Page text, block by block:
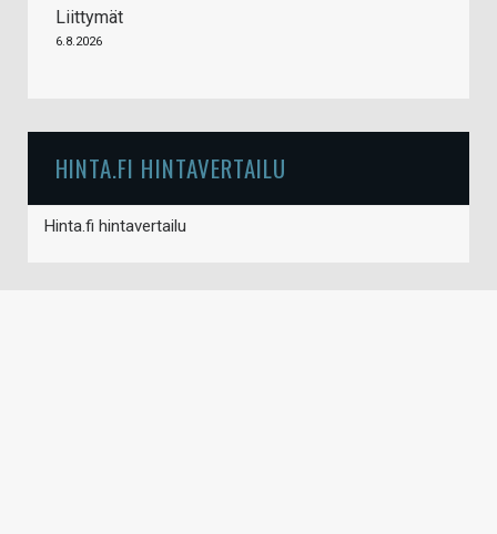
Liittymät
6.8.2026
HINTA.FI HINTAVERTAILU
Hinta.fi hintavertailu